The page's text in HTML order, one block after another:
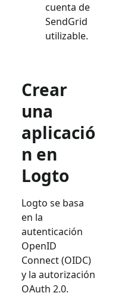
cuenta de
SendGrid
utilizable.
Crear
una
aplicació
n en
Logto
Logto se basa
en la
autenticación
OpenID
Connect (OIDC)
y la autorización
OAuth 2.0.